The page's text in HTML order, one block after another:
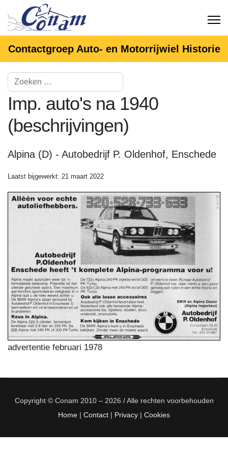
Contactgroep Auto- en Motorrijwiel Historie
Imp. auto's na 1940
(beschrijvingen)
Alpina (D) - Autobedrijf P. Oldenhof, Enschede
Laatst bijgewerkt: 21 maart 2022
advertentie februari 1978
Copyright © Conam 2010 – 2026 / Alle rechten voorbehouden
Home | Contact | Privacy | Cookies